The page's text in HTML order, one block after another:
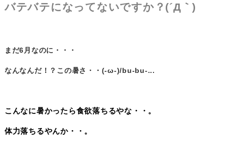
バテバテになってないですか？(´Д｀)
まだ6月なのに・・・
なんなんだ！？この暑さ・・(-ω-)/bu-bu-...
こんなに暑かったら食欲落ちるやな・・。
体力落ちるやんか・・。